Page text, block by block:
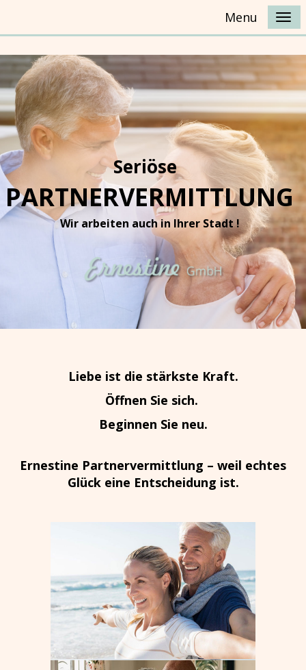
Menu
Seriöse
PARTNERVERMITTLUNG
Wir arbeiten auch in Ihrer Stadt !
Liebe ist die stärkste Kraft.
Öffnen Sie sich.
Beginnen Sie neu.
Ernestine Partnervermittlung – weil echtes
Glück eine Entscheidung ist.